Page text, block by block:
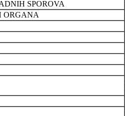
SPOROVA
ORGANA